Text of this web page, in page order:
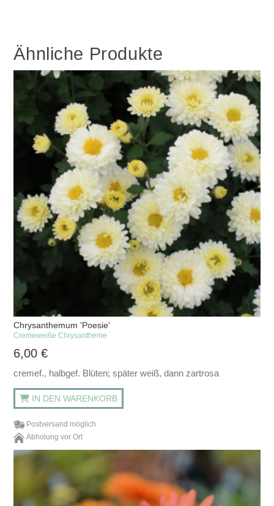
Ähnliche Produkte
Chrysanthemum 'Poesie'
Cremeweiße Chrysantheme
6,00€
cremef., halbgef. Blüten; später weiß, dann zartrosa
IN DEN WARENKORB
Postversand möglich
Abholung vor Ort